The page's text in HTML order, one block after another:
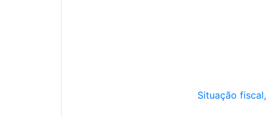
Situação